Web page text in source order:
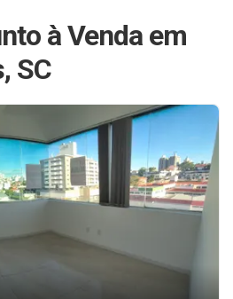
à Venda em
SC